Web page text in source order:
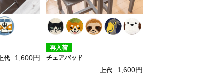
代
1,600円
再入荷
チェアパッド
上代
1,600円